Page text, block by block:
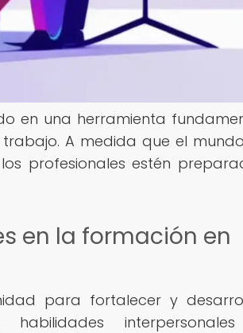
en una herramienta
A medida que el
profesionales estén
en la formación en
para fortalecer y